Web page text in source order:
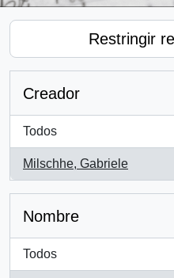
Restringir
Creador
Todos
Milschhe, Gabriele
, 1 resultados
Nombre
Todos